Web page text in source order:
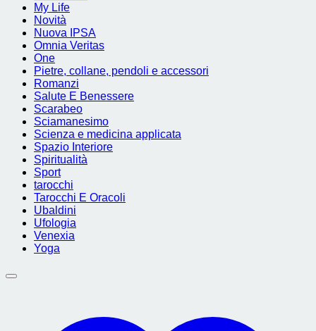
My Life
Novità
Nuova IPSA
Omnia Veritas
One
Pietre, collane, pendoli e accessori
Romanzi
Salute E Benessere
Scarabeo
Sciamanesimo
Scienza e medicina applicata
Spazio Interiore
Spiritualità
Sport
tarocchi
Tarocchi E Oracoli
Ubaldini
Ufologia
Venexia
Yoga